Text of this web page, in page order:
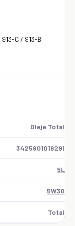
913-C / 913-B
Oleje Total
3425901019291
5L
5W30
Total